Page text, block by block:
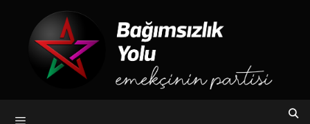
content